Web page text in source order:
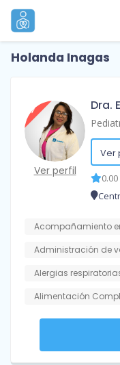
Holanda Inagas
Ver perfil
Dra.
Ver
0.00
Acompañamiento
Administración de
Alergias
Alimentación